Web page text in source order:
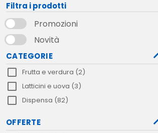
Filtra i prodotti
Promozioni
Novità
CATEGORIE
Frutta e verdura (2)
Latticini e uova (3)
Dispensa (82)
OFFERTE